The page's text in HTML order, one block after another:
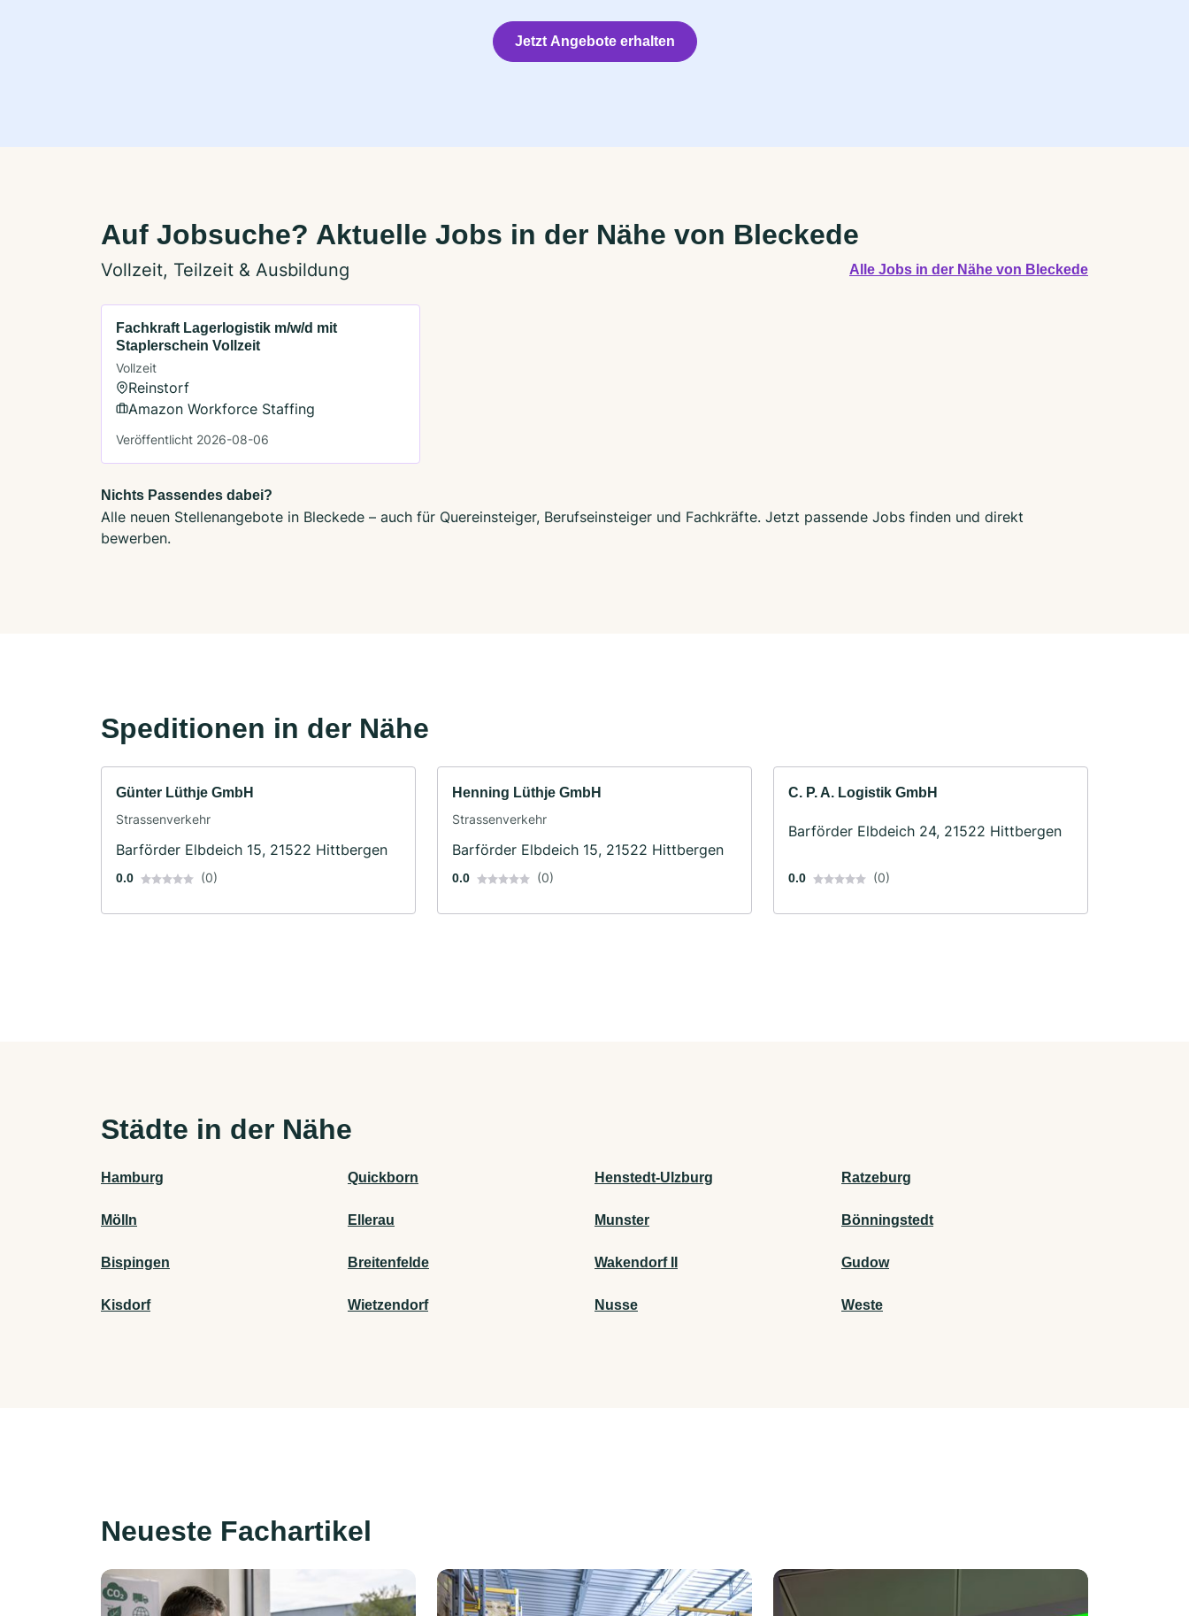
Jetzt Angebote erhalten
Auf Jobsuche? Aktuelle Jobs in der Nähe von Bleckede
Vollzeit, Teilzeit & Ausbildung Alle Jobs in der Nähe von Bleckede
Fachkraft Lagerlogistik m/w/d mit
Staplerschein Vollzeit
Vollzeit
Reinstorf
Amazon Workforce Staffing
Veröffentlicht 2026-08-06
Nichts Passendes dabei?
Alle neuen Stellenangebote in Bleckede – auch für Quereinsteiger, Berufseinsteiger und Fachkräfte. Jetzt passende Jobs finden und direkt
bewerben.
Speditionen in der Nähe
Günter Lüthje GmbH
Strassenverkehr
Barförder Elbdeich 15, 21522 Hittbergen
0.0 (0)
Henning Lüthje GmbH
Strassenverkehr
Barförder Elbdeich 15, 21522 Hittbergen
0.0 (0)
C. P. A. Logistik GmbH
Barförder Elbdeich 24, 21522 Hittbergen
0.0 (0)
Städte in der Nähe
Hamburg Quickborn Henstedt-Ulzburg Ratzeburg
Mölln Ellerau Munster Bönningstedt
Bispingen Breitenfelde Wakendorf II Gudow
Kisdorf Wietzendorf Nusse Weste
Neueste Fachartikel